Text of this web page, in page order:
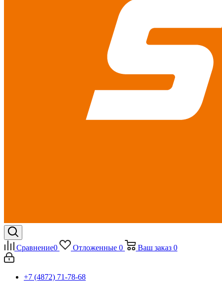
Сравнение0 Отложенные 0 Ваш заказ 0
+7 (4872) 71-78-68